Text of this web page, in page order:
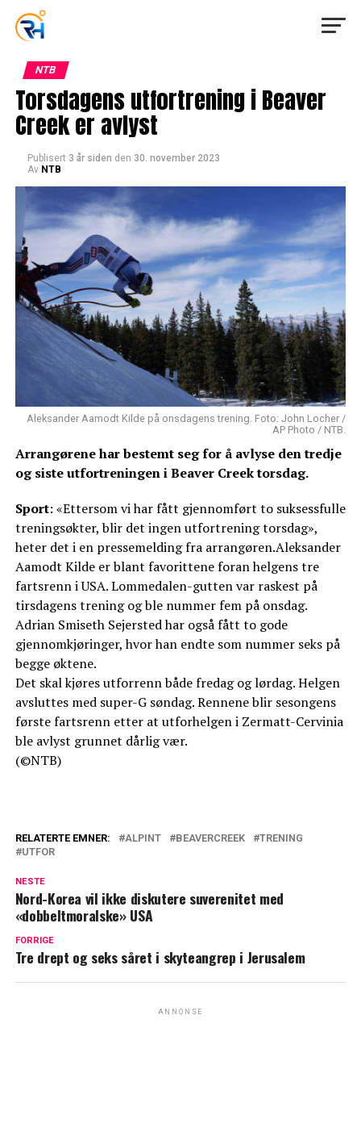
NTB
Torsdagens utfortrening i Beaver
Creek er avlyst
Publisert 3 år siden den 30. november 2023
Av NTB
Aleksander Aamodt Kilde på onsdagens trening. Foto: John Locher /
AP Photo / NTB.
Arrangørene har bestemt seg for å avlyse den tredje
og siste utfortreningen i Beaver Creek torsdag.
Sport: «Ettersom vi har fått gjennomført to suksessfulle
treningsøkter, blir det ingen utfortrening torsdag»,
heter det i en pressemelding fra arrangøren.Aleksander
Aamodt Kilde er blant favorittene foran helgens tre
fartsrenn i USA. Lommedalen-gutten var raskest på
tirsdagens trening og ble nummer fem på onsdag.
Adrian Smiseth Sejersted har også fått to gode
gjennomkjøringer, hvor han endte som nummer seks på
begge øktene.
Det skal kjøres utforrenn både fredag og lørdag. Helgen
avsluttes med super-G søndag. Rennene blir sesongens
første fartsrenn etter at utforhelgen i Zermatt-Cervinia
ble avlyst grunnet dårlig vær.
(©NTB)
RELATERTE EMNER: ALPINT BEAVERCREEK
TRENING
UTFOR
NESTE
Nord-Korea vil ikke diskutere suverenitet med
«dobbeltmoralske» USA
FORRIGE
Tre drept og seks såret i skyteangrep i Jerusalem
ANNONSE